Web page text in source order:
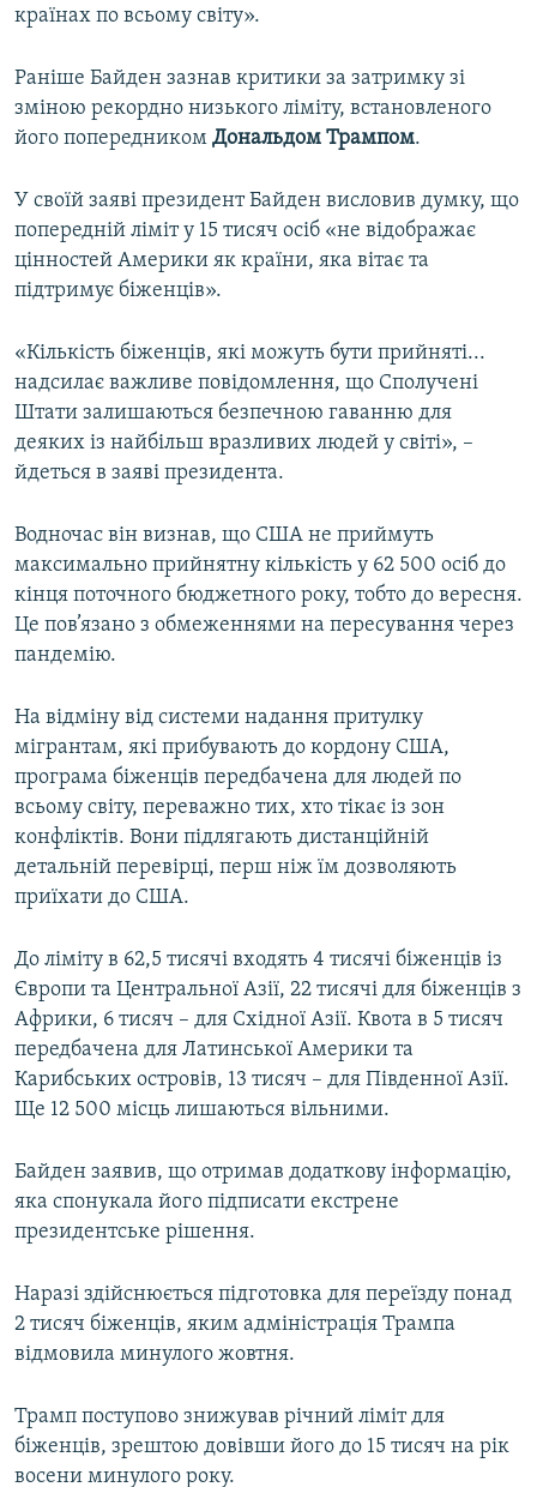
країнах по всьому світу».
Раніше Байден зазнав критики за затримку зі
зміною рекордно низького ліміту, встановленого
його попередником Дональдом Трампом.
У своїй заяві президент Байден висловив думку, що
попередній ліміт у 15 тисяч осіб «не відображає
цінностей Америки як країни, яка вітає та
підтримує біженців».
«Кількість біженців, які можуть бути прийняті...
надсилає важливе повідомлення, що Сполучені
Штати залишаються безпечною гаванню для
деяких із найбільш вразливих людей у світі», –
йдеться в заяві президента.
Водночас він визнав, що США не приймуть
максимально прийнятну кількість у 62 500 осіб до
кінця поточного бюджетного року, тобто до вересня.
Це пов’язано з обмеженнями на пересування через
пандемію.
На відміну від системи надання притулку
мігрантам, які прибувають до кордону США,
програма біженців передбачена для людей по
всьому світу, переважно тих, хто тікає із зон
конфліктів. Вони підлягають дистанційній
детальній перевірці, перш ніж їм дозволяють
приїхати до США.
До ліміту в 62,5 тисячі входять 4 тисячі біженців із
Європи та Центральної Азії, 22 тисячі для біженців з
Африки, 6 тисяч – для Східної Азії. Квота в 5 тисяч
передбачена для Латинської Америки та
Карибських островів, 13 тисяч – для Південної Азії.
Ще 12 500 місць лишаються вільними.
Байден заявив, що отримав додаткову інформацію,
яка спонукала його підписати екстрене
президентське рішення.
Наразі здійснюється підготовка для переїзду понад
2 тисяч біженців, яким адміністрація Трампа
відмовила минулого жовтня.
Трамп поступово знижував річний ліміт для
біженців, зрештою довівши його до 15 тисяч на рік
восени минулого року.